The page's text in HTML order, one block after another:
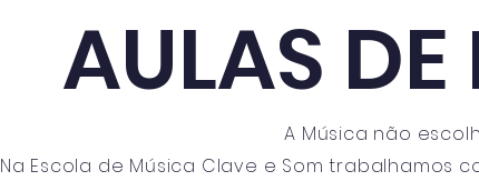
AULAS
A Música não
Na Escola de Música Clave e Som trabalhamos